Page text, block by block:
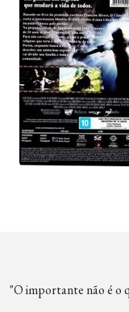
"O importante não é o